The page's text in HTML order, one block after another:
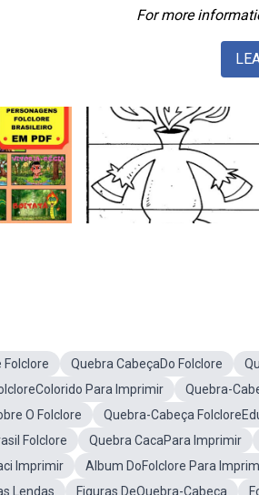
For more
Folclore Quebra CabeçaDo Folclore
Para Imprimir
Quebra-
O Folclore
Quebra-Cabeça
Folclore
Quebra CacaPara Imprimir
Imprimir
Album DoFolclore Para
Lendas
Figuras DeQuebra-Cabeça